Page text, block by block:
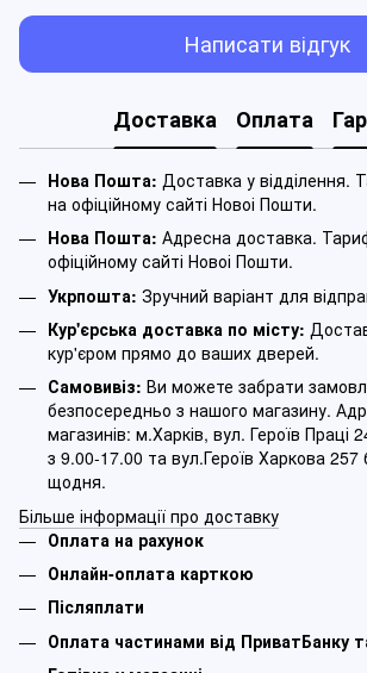
Написати відгук
Доставка Оплата
Нова Пошта: Доставка у відділення.
на офіційному сайті Новоі Пошти.
Нова Пошта: Адресна доставка.
офіційному сайті Новоі Пошти.
Укрпошта: Зручний варіант для
Кур'єрська доставка по місту:
кур'єром прямо до ваших дверей.
Самовивіз: Ви можете забрати
безпосередньо з нашого магазину.
магазинів: м.Харків, вул. Героїв Праці
з 9.00-17.00 та вул.Героїв Харкова 257
щодня.
Більше інформації про доставку
Оплата на рахунок
Онлайн-оплата карткою
Післяплати
Оплата частинами від ПриватБанку